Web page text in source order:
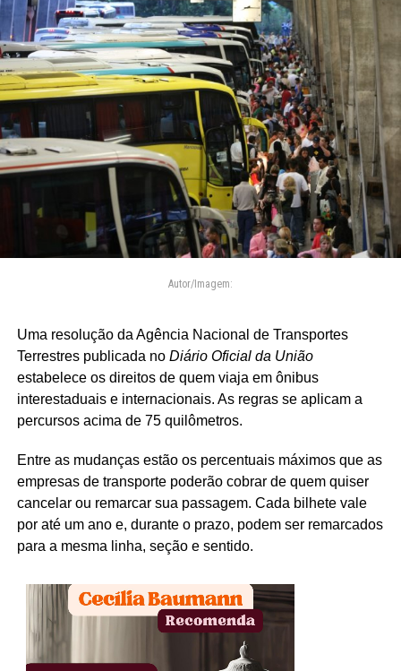
Autor/Imagem:
Uma resolução da Agência Nacional de Transportes
Terrestres publicada no Diário Oficial da União
estabelece os direitos de quem viaja em ônibus
interestaduais e internacionais. As regras se aplicam a
percursos acima de 75 quilômetros.
Entre as mudanças estão os percentuais máximos que as
empresas de transporte poderão cobrar de quem quiser
cancelar ou remarcar sua passagem. Cada bilhete vale
por até um ano e, durante o prazo, podem ser remarcados
para a mesma linha, seção e sentido.